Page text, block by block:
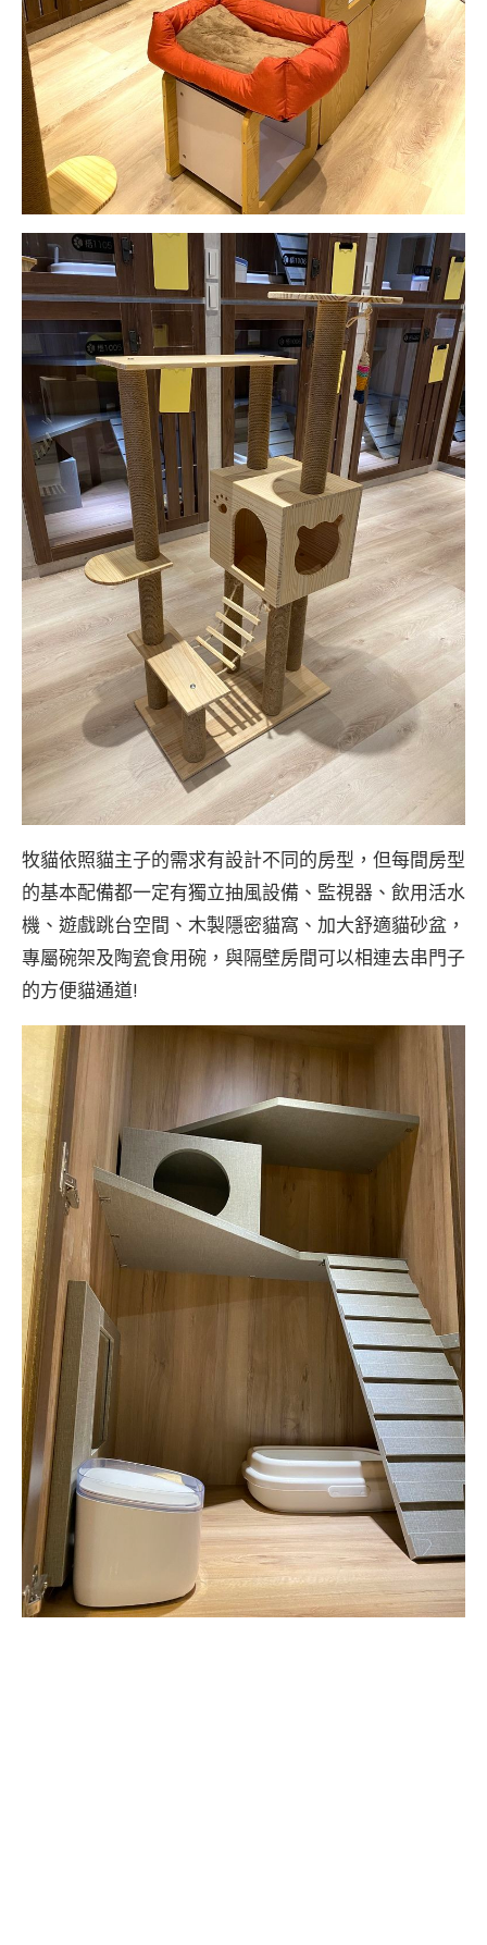
牧貓依照貓主子的需求有設計不同的房型，但每間房型
的基本配備都一定有獨立抽風設備、監視器、飲用活水
機、遊戲跳台空間、木製隱密貓窩、加大舒適貓砂盆，
專屬碗架及陶瓷食用碗，與隔壁房間可以相連去串門子
的方便貓通道!